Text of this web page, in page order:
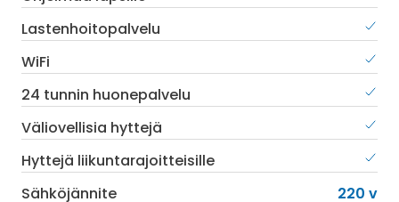
Lastenhoitopalvelu
WiFi
24 tunnin huonepalvelu
Väliovellisia hyttejä
Hyttejä liikuntarajoitteisille
Sähköjännite
220 v